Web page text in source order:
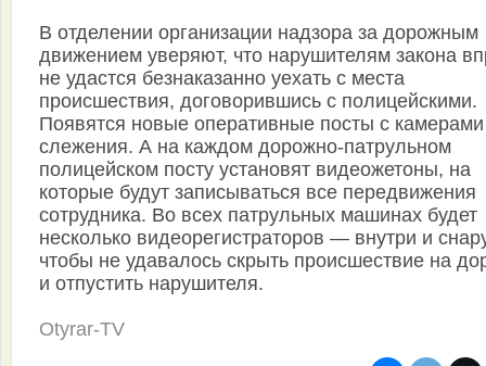
В отделении организации надзора за дорожным
движением уверяют, что нарушителям закона
не удастся безнаказанно уехать с места
происшествия, договорившись с полицейскими.
Появятся новые оперативные посты с камерами
слежения. А на каждом дорожно-патрульном
полицейском посту установят видеожетоны, на
которые будут записываться все передвижения
сотрудника. Во всех патрульных машинах будет
несколько видеорегистраторов — внутри и
чтобы не удавалось скрыть происшествие на
и отпустить нарушителя.
Otyrar-TV